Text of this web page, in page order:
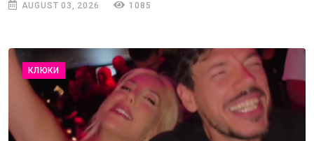
AUGUST 03, 2026 1085
КЛЮКИ